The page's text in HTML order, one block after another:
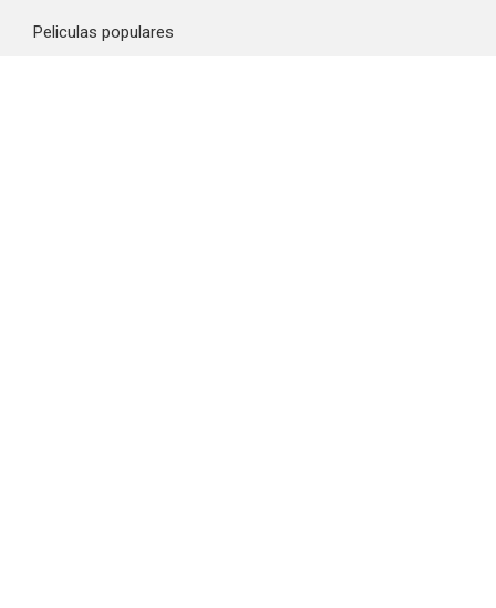
Peliculas populares